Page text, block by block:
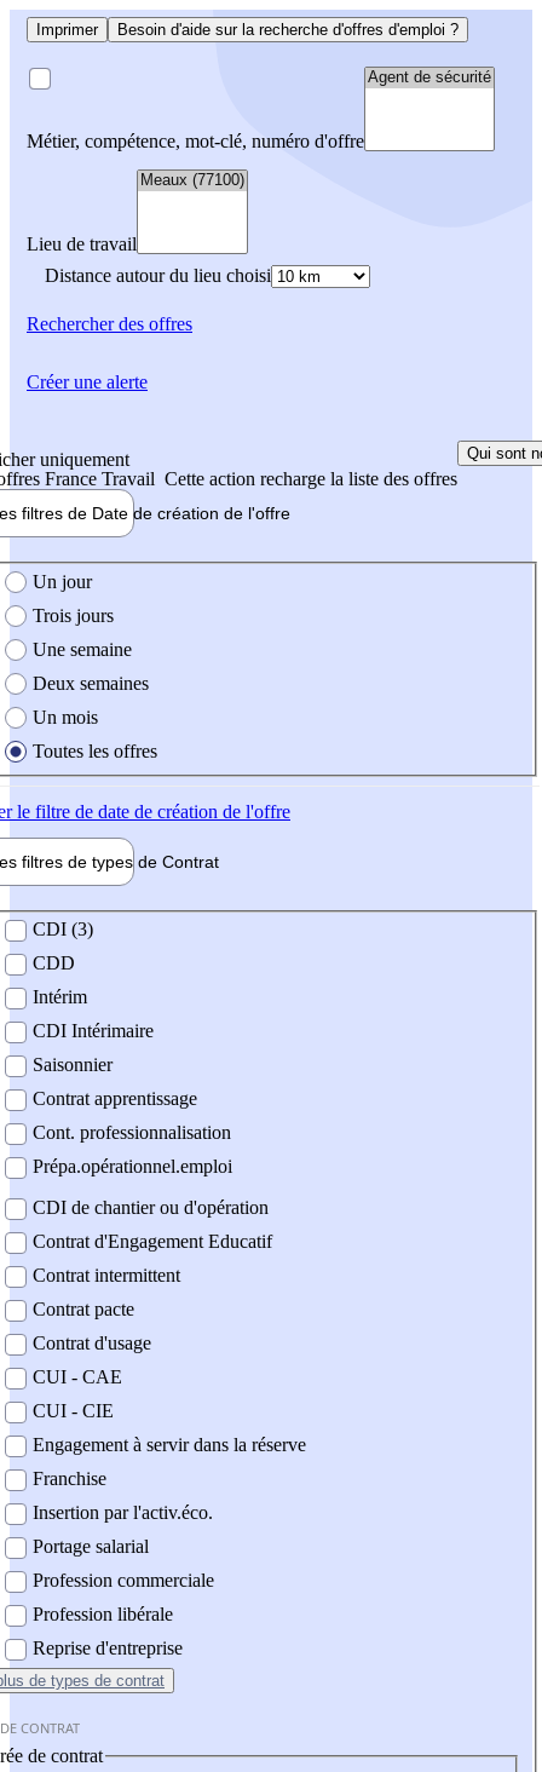
Imprimer Besoin d'aide sur la recherche d'offres d'emploi ?
Métier, compétence, mot-clé, numéro d'offre
Lieu de travail
Distance autour du lieu choisi
Rechercherdes offres
uniquement
France Travail Cette action recharge la liste des offres
Qui sont
filtres de Date de création de l'offre
création de l'offre
Un jour
Trois jours
Une semaine
Deux semaines
Un mois
Toutes les offres
le filtre de date de création de l'offre
filtres de types de Contrat
contrat
CDI (3)
CDD
Intérim
CDI Intérimaire
Saisonnier
Contrat apprentissage
Cont. professionnalisation
Prépa.opérationnel.emploi
CDI de chantier ou d'opération
Contrat d'Engagement Educatif
Contrat intermittent
Contrat pacte
Contrat d'usage
CUI - CAE
CUI - CIE
Engagement à servir dans la réserve
Franchise
Insertion par l'activ.éco.
Portage salarial
Profession commerciale
Profession libérale
Reprise d'entreprise
de types de contrat
CONTRAT
de contrat
Créer une alerte